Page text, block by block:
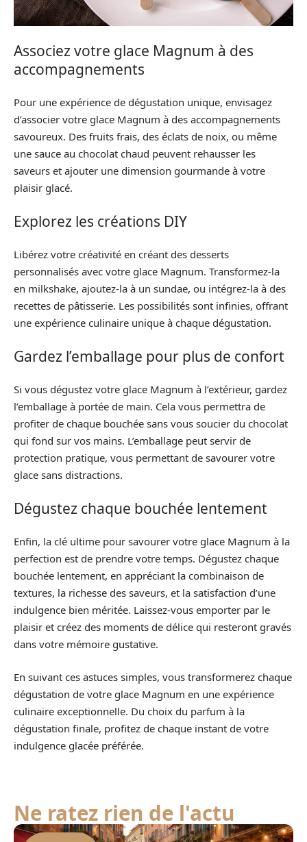
Associez votre glace Magnum à des
accompagnements
Pour une expérience de dégustation unique, envisagez
d’associer votre glace Magnum à des accompagnements
savoureux. Des fruits frais, des éclats de noix, ou même
une sauce au chocolat chaud peuvent rehausser les
saveurs et ajouter une dimension gourmande à votre
plaisir glacé.
Explorez les créations DIY
Libérez votre créativité en créant des desserts
personnalisés avec votre glace Magnum. Transformez-la
en milkshake, ajoutez-la à un sundae, ou intégrez-la à des
recettes de pâtisserie. Les possibilités sont infinies, offrant
une expérience culinaire unique à chaque dégustation.
Gardez l’emballage pour plus de confort
Si vous dégustez votre glace Magnum à l’extérieur, gardez
l’emballage à portée de main. Cela vous permettra de
profiter de chaque bouchée sans vous soucier du chocolat
qui fond sur vos mains. L’emballage peut servir de
protection pratique, vous permettant de savourer votre
glace sans distractions.
Dégustez chaque bouchée lentement
Enfin, la clé ultime pour savourer votre glace Magnum à la
perfection est de prendre votre temps. Dégustez chaque
bouchée lentement, en appréciant la combinaison de
textures, la richesse des saveurs, et la satisfaction d’une
indulgence bien méritée. Laissez-vous emporter par le
plaisir et créez des moments de délice qui resteront gravés
dans votre mémoire gustative.
En suivant ces astuces simples, vous transformerez chaque
dégustation de votre glace Magnum en une expérience
culinaire exceptionnelle. Du choix du parfum à la
dégustation finale, profitez de chaque instant de votre
indulgence glacée préférée.
Ne ratez rien de l'actu